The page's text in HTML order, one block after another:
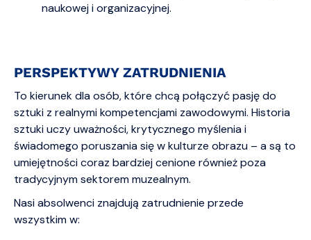
naukowej i organizacyjnej.
PERSPEKTYWY ZATRUDNIENIA
To kierunek dla osób, które chcą połączyć pasję do
sztuki z realnymi kompetencjami zawodowymi. Historia
sztuki uczy uważności, krytycznego myślenia i
świadomego poruszania się w kulturze obrazu – a są to
umiejętności coraz bardziej cenione również poza
tradycyjnym sektorem muzealnym.
Nasi absolwenci znajdują zatrudnienie przede
wszystkim w: